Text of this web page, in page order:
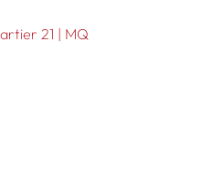
21 | MQ